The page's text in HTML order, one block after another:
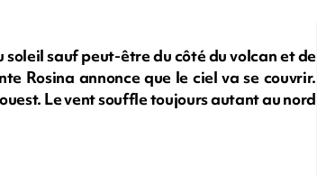
soleil sauf peut-être du côté du volcan et de
Rosina annonce que le ciel va se couvrir.
Le vent souffle toujours autant au nord